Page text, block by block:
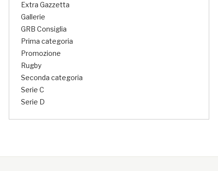
Extra Gazzetta
Gallerie
GRB Consiglia
Prima categoria
Promozione
Rugby
Seconda categoria
Serie C
Serie D